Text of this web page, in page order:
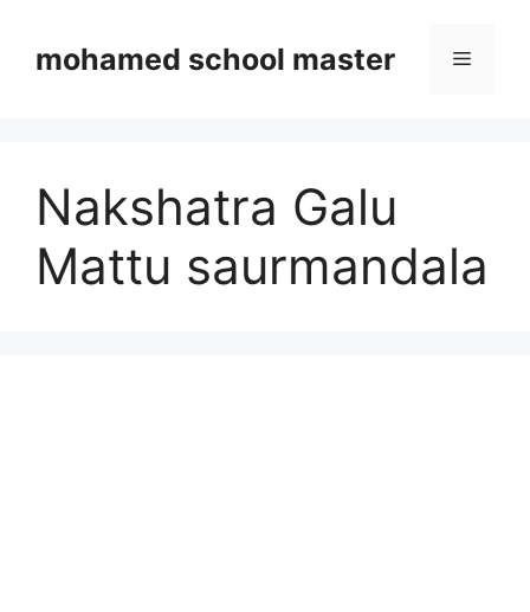
contentmohamed school master Menu
Nakshatra Galu
Mattu saurmandala